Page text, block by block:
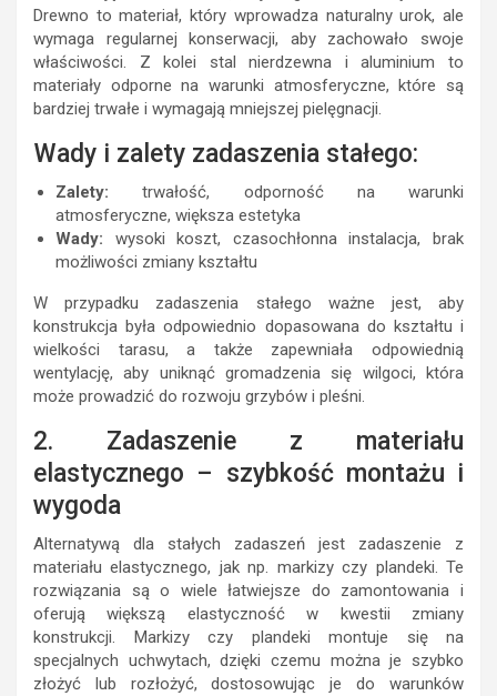
Drewno to materiał, który wprowadza naturalny urok, ale
wymaga regularnej konserwacji, aby zachowało swoje
właściwości. Z kolei stal nierdzewna i aluminium to
materiały odporne na warunki atmosferyczne, które są
bardziej trwałe i wymagają mniejszej pielęgnacji.
Wady i zalety zadaszenia stałego:
Zalety: trwałość, odporność na warunki
atmosferyczne, większa estetyka
Wady: wysoki koszt, czasochłonna instalacja, brak
możliwości zmiany kształtu
W przypadku zadaszenia stałego ważne jest, aby
konstrukcja była odpowiednio dopasowana do kształtu i
wielkości tarasu, a także zapewniała odpowiednią
wentylację, aby uniknąć gromadzenia się wilgoci, która
może prowadzić do rozwoju grzybów i pleśni.
2. Zadaszenie z materiału
elastycznego – szybkość montażu i
wygoda
Alternatywą dla stałych zadaszeń jest zadaszenie z
materiału elastycznego, jak np. markizy czy plandeki. Te
rozwiązania są o wiele łatwiejsze do zamontowania i
oferują większą elastyczność w kwestii zmiany
konstrukcji. Markizy czy plandeki montuje się na
specjalnych uchwytach, dzięki czemu można je szybko
złożyć lub rozłożyć, dostosowując je do warunków